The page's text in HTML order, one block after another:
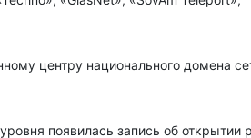
центру национального домена
появилась запись об открытии